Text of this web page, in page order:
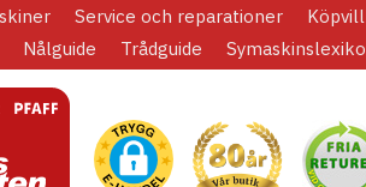
Service och reparationer
Nålguide Trådguide